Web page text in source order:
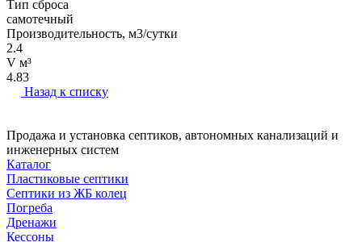
Тип сброса
самотечный
Производительность, м3/сутки
2.4
V м³
4.83
Назад к списку
Продажа и установка септиков, автономных канализаций и
инженерных систем
Каталог
Пластиковые септики
Септики из ЖБ колец
Погреба
Дренажи
Кессоны